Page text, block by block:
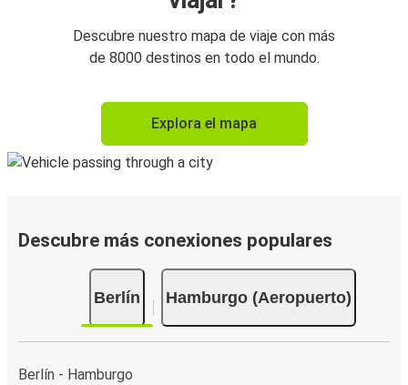
Descubre nuestro mapa de viaje con más
de 8000 destinos en todo el mundo.
Explora el mapa
Descubre más conexiones populares
Berlín Hamburgo (Aeropuerto)
Berlín - Hamburgo